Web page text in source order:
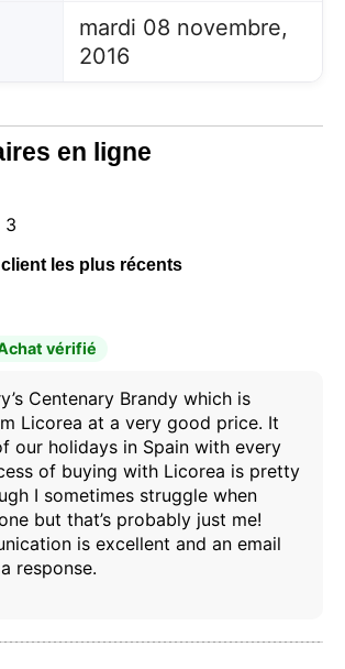
mardi 08 novembre,
2016
en ligne
3
les plus récents
vérifié
Centenary Brandy which is
Licorea at a very good price. It
our holidays in Spain with every
of buying with Licorea is pretty
I sometimes struggle when
but that’s probably just me!
is excellent and an email
response.